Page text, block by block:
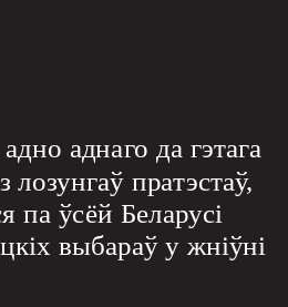
аднаго да гэтага
лозунгаў пратэстаў,
па ўсёй Беларусі
выбараў у жніўні